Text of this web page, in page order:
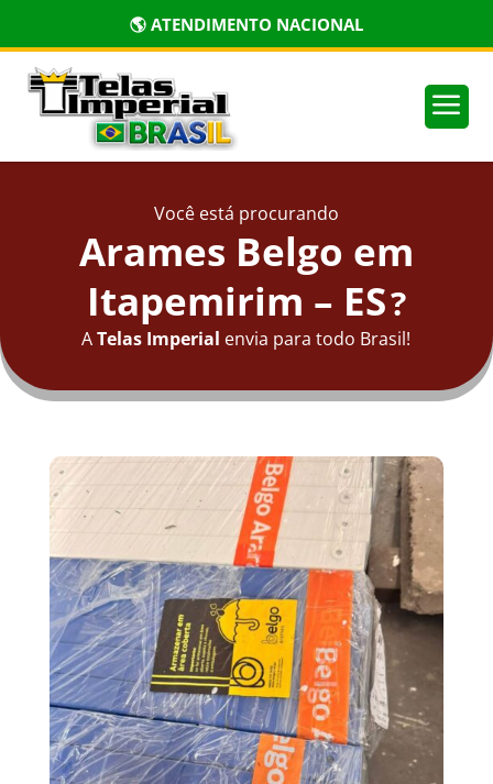
🌎 ATENDIMENTO NACIONAL
a
Você está procurando
Arames Belgo em
Itapemirim – ES?
ATelas Imperial envia para todo Brasil!